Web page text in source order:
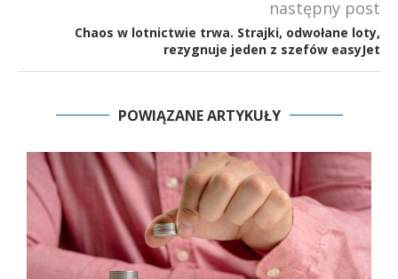
następny post
Chaos w lotnictwie trwa. Strajki, odwołane loty,
rezygnuje jeden z szefów easyJet
POWIĄZANE ARTYKUŁY